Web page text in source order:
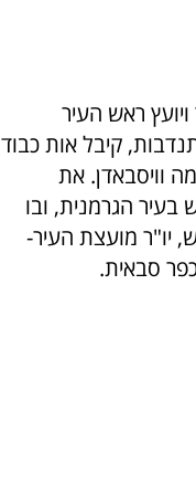
ויועץ ראש העיר
קיבל אות כבוד
וויסבאדן. את
בעיר הגרמנית, ובו
יו"ר מועצת העיר-
סבאית.